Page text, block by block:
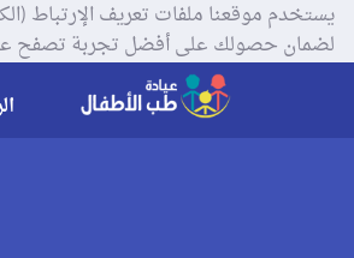
لضمان حصولك على أفضل تجربة تصفح